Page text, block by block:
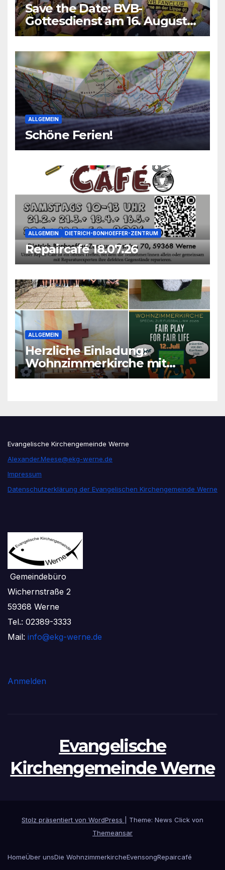
Save the Date: BVB-
Gottesdienst am 16. August
2026
ALLGEMEIN
Schöne Ferien!
ALLGEMEIN DIETRICH-BONHOEFFER-ZENTRUM
Repaircafé 18.07.26
ALLGEMEIN
Herzliche Einladung:
Wohnzimmerkirche mit
unseren Konfis
Evangelische Kirchengemeinde Werne
Alexander.Meese@ekg-werne.de
Impressum
Datenschutzerklärung der Evangelischen Kirchengemeinde Werne
Gemeindebüro
Wichernstraße 2
59368 Werne
Tel.: 02389-3333
Mail: info@ekg-werne.de
Anmelden
Evangelische
Kirchengemeinde Werne
Stolz präsentiert von WordPress
Theme: News Click von
Themeansar
HomeÜber unsDie WohnzimmerkircheEvensongRepaircafé